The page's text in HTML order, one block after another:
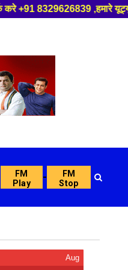
यूट्यूब चैनल को सबस्क्राइब
FM
Play
-
FM
Stop
Aug